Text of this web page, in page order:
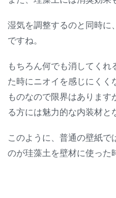
湿気を調整するのと同時に
ですね。
もちろん何でも消してくれ
た時にニオイを感じにくく
ものなので限界はありま
る方には魅力的な内装材と
このように、普通の壁紙で
のが珪藻土を壁材に使った